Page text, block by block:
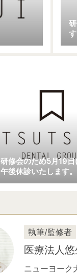
す
研修会のため5月19
午後休診いたします。
執筆/監修者
医療法人
ニューヨーク